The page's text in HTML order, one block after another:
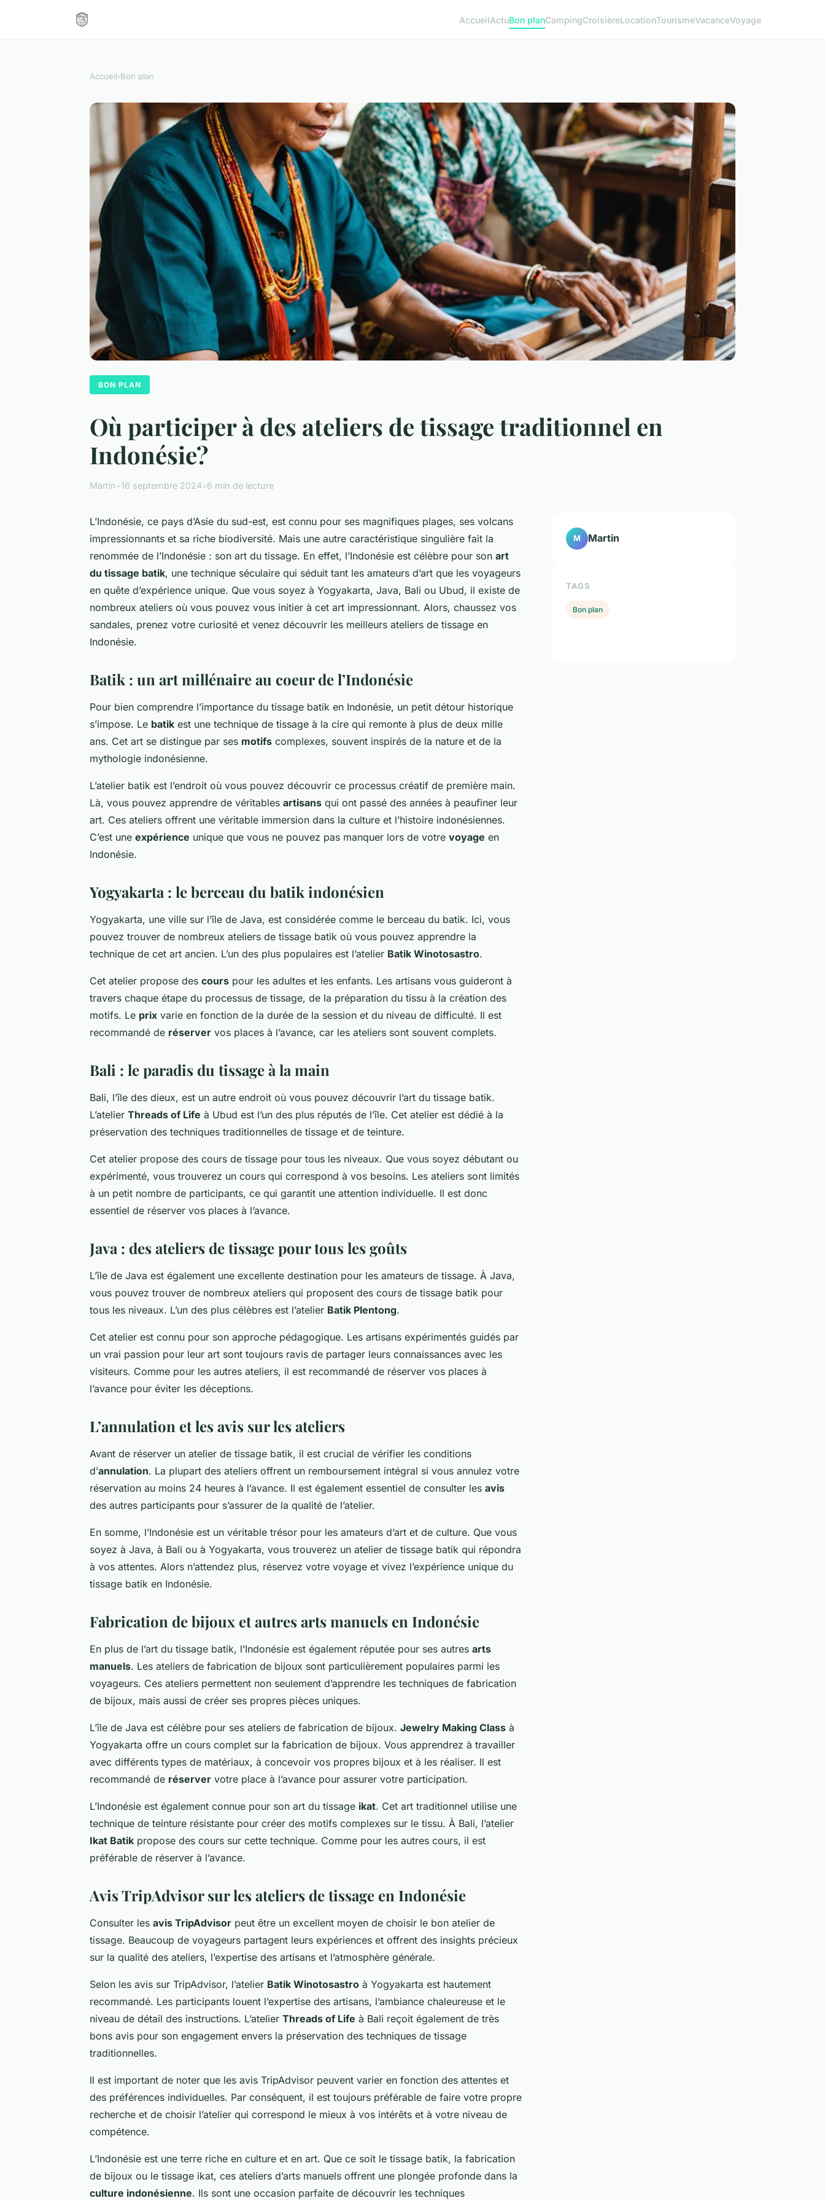
AccueilActuBon planCampingCroisièreLocationTourismeVacanceVoyage
Accueil›Bon plan
BON PLAN
Où participer à des ateliers de tissage traditionnel en
Indonésie?
Martin•16 septembre 2024•6 min de lecture
L’Indonésie, ce pays d’Asie du sud-est, est connu pour ses magnifiques plages, ses volcans
impressionnants et sa riche biodiversité. Mais une autre caractéristique singulière fait la
renommée de l’Indonésie : son art du tissage. En effet, l’Indonésie est célèbre pour son art
du tissage batik, une technique séculaire qui séduit tant les amateurs d’art que les voyageurs
en quête d’expérience unique. Que vous soyez à Yogyakarta, Java, Bali ou Ubud, il existe de
nombreux ateliers où vous pouvez vous initier à cet art impressionnant. Alors, chaussez vos
sandales, prenez votre curiosité et venez découvrir les meilleurs ateliers de tissage en
Indonésie.
Batik : un art millénaire au coeur de l’Indonésie
Pour bien comprendre l’importance du tissage batik en Indonésie, un petit détour historique
s’impose. Le batik est une technique de tissage à la cire qui remonte à plus de deux mille
ans. Cet art se distingue par ses motifs complexes, souvent inspirés de la nature et de la
mythologie indonésienne.
L’atelier batik est l’endroit où vous pouvez découvrir ce processus créatif de première main.
Là, vous pouvez apprendre de véritables artisans qui ont passé des années à peaufiner leur
art. Ces ateliers offrent une véritable immersion dans la culture et l’histoire indonésiennes.
C’est une expérience unique que vous ne pouvez pas manquer lors de votre voyage en
Indonésie.
Yogyakarta : le berceau du batik indonésien
Yogyakarta, une ville sur l’île de Java, est considérée comme le berceau du batik. Ici, vous
pouvez trouver de nombreux ateliers de tissage batik où vous pouvez apprendre la
technique de cet art ancien. L’un des plus populaires est l’atelier Batik Winotosastro.
Cet atelier propose des cours pour les adultes et les enfants. Les artisans vous guideront à
travers chaque étape du processus de tissage, de la préparation du tissu à la création des
motifs. Le prix varie en fonction de la durée de la session et du niveau de difficulté. Il est
recommandé de réserver vos places à l’avance, car les ateliers sont souvent complets.
Bali : le paradis du tissage à la main
Bali, l’île des dieux, est un autre endroit où vous pouvez découvrir l’art du tissage batik.
L’atelier Threads of Life à Ubud est l’un des plus réputés de l’île. Cet atelier est dédié à la
préservation des techniques traditionnelles de tissage et de teinture.
Cet atelier propose des cours de tissage pour tous les niveaux. Que vous soyez débutant ou
expérimenté, vous trouverez un cours qui correspond à vos besoins. Les ateliers sont limités
à un petit nombre de participants, ce qui garantit une attention individuelle. Il est donc
essentiel de réserver vos places à l’avance.
Java : des ateliers de tissage pour tous les goûts
L’île de Java est également une excellente destination pour les amateurs de tissage. À Java,
vous pouvez trouver de nombreux ateliers qui proposent des cours de tissage batik pour
tous les niveaux. L’un des plus célèbres est l’atelier Batik Plentong.
Cet atelier est connu pour son approche pédagogique. Les artisans expérimentés guidés par
un vrai passion pour leur art sont toujours ravis de partager leurs connaissances avec les
visiteurs. Comme pour les autres ateliers, il est recommandé de réserver vos places à
l’avance pour éviter les déceptions.
L’annulation et les avis sur les ateliers
Avant de réserver un atelier de tissage batik, il est crucial de vérifier les conditions
d’annulation. La plupart des ateliers offrent un remboursement intégral si vous annulez votre
réservation au moins 24 heures à l’avance. Il est également essentiel de consulter les avis
des autres participants pour s’assurer de la qualité de l’atelier.
En somme, l’Indonésie est un véritable trésor pour les amateurs d’art et de culture. Que vous
soyez à Java, à Bali ou à Yogyakarta, vous trouverez un atelier de tissage batik qui répondra
à vos attentes. Alors n’attendez plus, réservez votre voyage et vivez l’expérience unique du
tissage batik en Indonésie.
Fabrication de bijoux et autres arts manuels en Indonésie
En plus de l’art du tissage batik, l’Indonésie est également réputée pour ses autres arts
manuels. Les ateliers de fabrication de bijoux sont particulièrement populaires parmi les
voyageurs. Ces ateliers permettent non seulement d’apprendre les techniques de fabrication
de bijoux, mais aussi de créer ses propres pièces uniques.
L’île de Java est célèbre pour ses ateliers de fabrication de bijoux. Jewelry Making Class à
Yogyakarta offre un cours complet sur la fabrication de bijoux. Vous apprendrez à travailler
avec différents types de matériaux, à concevoir vos propres bijoux et à les réaliser. Il est
recommandé de réserver votre place à l’avance pour assurer votre participation.
L’Indonésie est également connue pour son art du tissage ikat. Cet art traditionnel utilise une
technique de teinture résistante pour créer des motifs complexes sur le tissu. À Bali, l’atelier
Ikat Batik propose des cours sur cette technique. Comme pour les autres cours, il est
préférable de réserver à l’avance.
Avis TripAdvisor sur les ateliers de tissage en Indonésie
Consulter les avis TripAdvisor peut être un excellent moyen de choisir le bon atelier de
tissage. Beaucoup de voyageurs partagent leurs expériences et offrent des insights précieux
sur la qualité des ateliers, l’expertise des artisans et l’atmosphère générale.
Selon les avis sur TripAdvisor, l’atelier Batik Winotosastro à Yogyakarta est hautement
recommandé. Les participants louent l’expertise des artisans, l’ambiance chaleureuse et le
niveau de détail des instructions. L’atelier Threads of Life à Bali reçoit également de très
bons avis pour son engagement envers la préservation des techniques de tissage
traditionnelles.
Il est important de noter que les avis TripAdvisor peuvent varier en fonction des attentes et
des préférences individuelles. Par conséquent, il est toujours préférable de faire votre propre
recherche et de choisir l’atelier qui correspond le mieux à vos intérêts et à votre niveau de
compétence.
L’Indonésie est une terre riche en culture et en art. Que ce soit le tissage batik, la fabrication
de bijoux ou le tissage ikat, ces ateliers d’arts manuels offrent une plongée profonde dans la
culture indonésienne. Ils sont une occasion parfaite de découvrir les techniques
M Martin
TAGS
Bon plan